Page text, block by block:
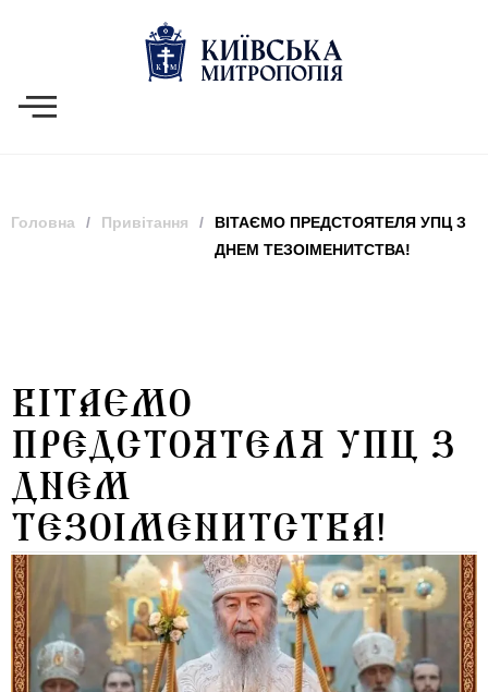
Головна / Привітання /
ВІТАЄМО ПРЕДСТОЯТЕЛЯ УПЦ З
ДНЕМ ТЕЗОІМЕНИТСТВА!
ВІТАЄМО
ПРЕДСТОЯТЕЛЯ УПЦ З
ДНЕМ
ТЕЗОІМЕНИТСТВА!